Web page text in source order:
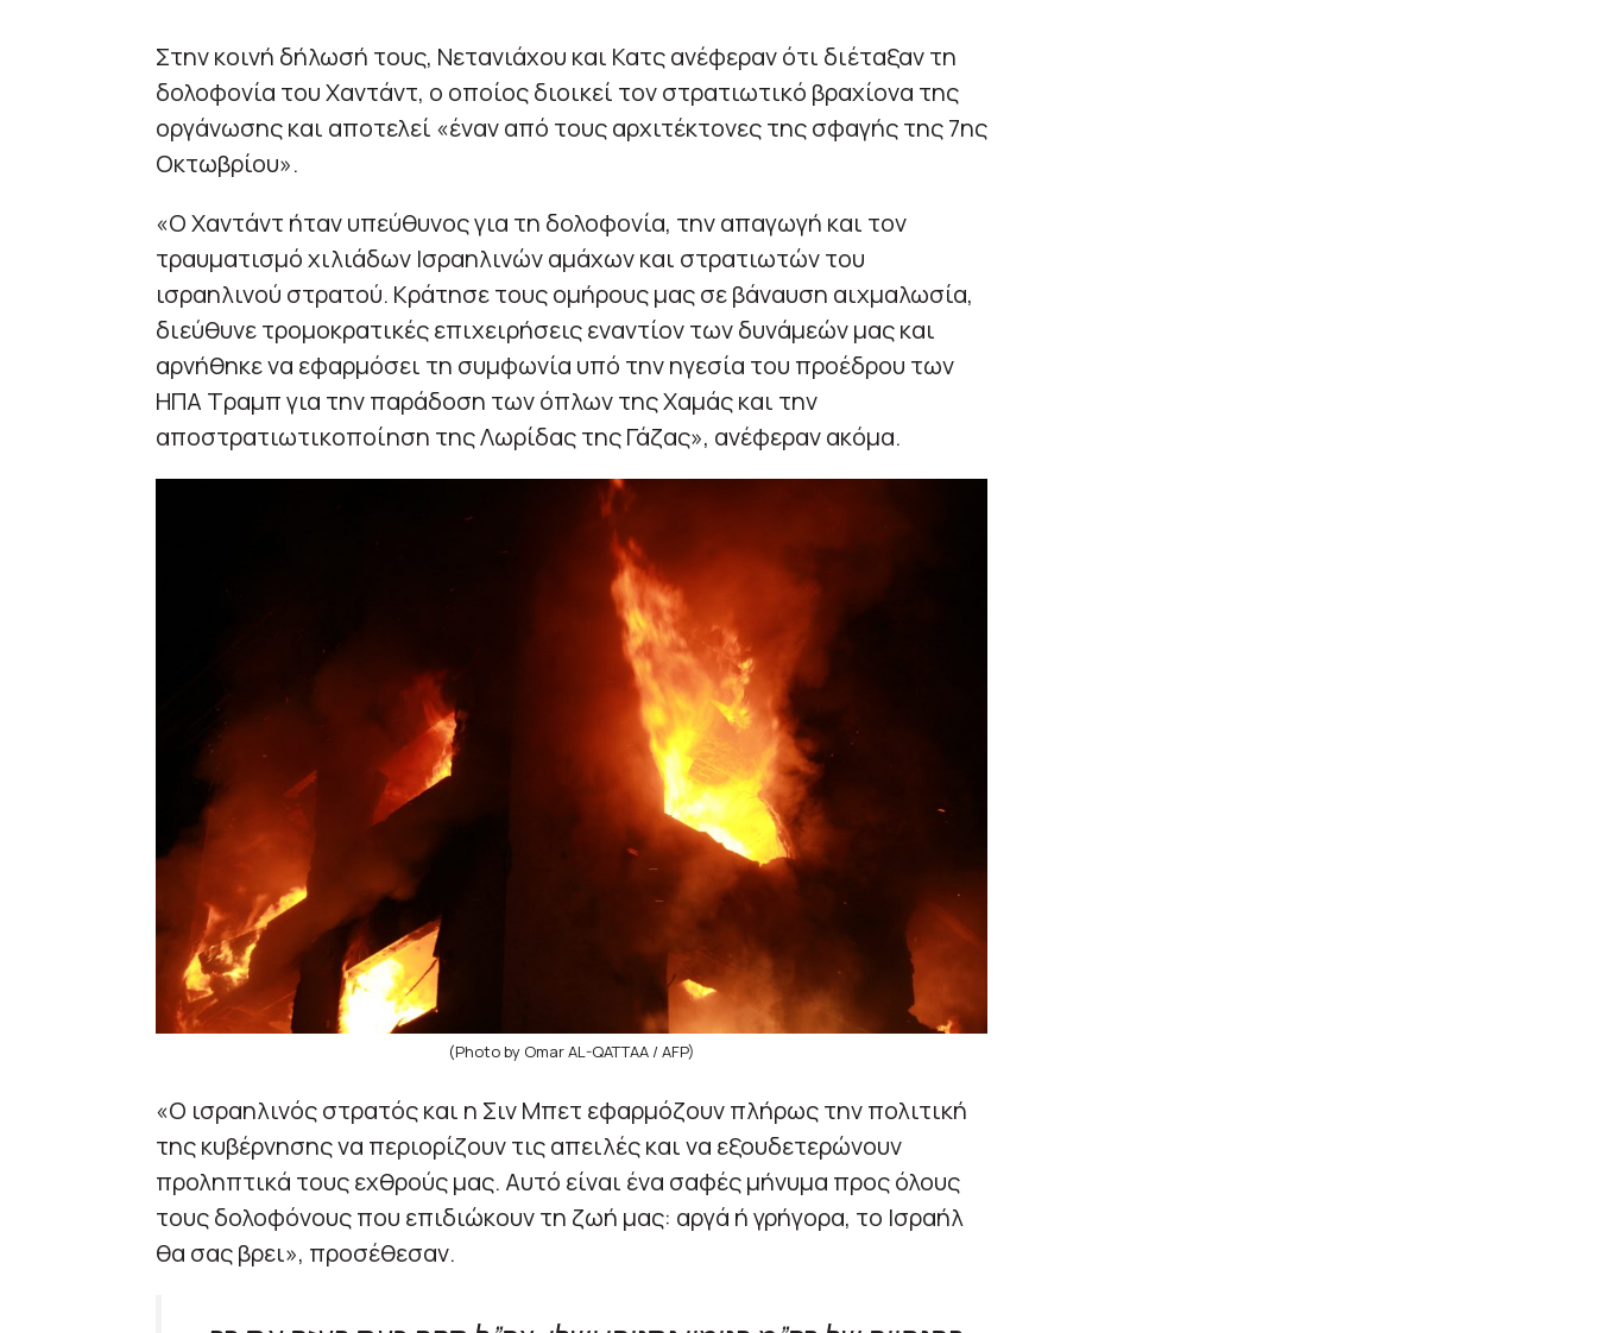
Στην κοινή δήλωσή τους, Νετανιάχου και Κατς ανέφεραν ότι διέταξαν τη
δολοφονία του Χαντάντ, ο οποίος διοικεί τον στρατιωτικό βραχίονα της
οργάνωσης και αποτελεί «έναν από τους αρχιτέκτονες της σφαγής της 7ης
Οκτωβρίου».
«Ο Χαντάντ ήταν υπεύθυνος για τη δολοφονία, την απαγωγή και τον
τραυματισμό χιλιάδων Ισραηλινών αμάχων και στρατιωτών του
ισραηλινού στρατού. Κράτησε τους ομήρους μας σε βάναυση αιχμαλωσία,
διεύθυνε τρομοκρατικές επιχειρήσεις εναντίον των δυνάμεών μας και
αρνήθηκε να εφαρμόσει τη συμφωνία υπό την ηγεσία του προέδρου των
ΗΠΑ Τραμπ για την παράδοση των όπλων της Χαμάς και την
αποστρατιωτικοποίηση της Λωρίδας της Γάζας», ανέφεραν ακόμα.
(Photo by Omar AL-QATTAA / AFP)
«Ο ισραηλινός στρατός και η Σιν Μπετ εφαρμόζουν πλήρως την πολιτική
της κυβέρνησης να περιορίζουν τις απειλές και να εξουδετερώνουν
προληπτικά τους εχθρούς μας. Αυτό είναι ένα σαφές μήνυμα προς όλους
τους δολοφόνους που επιδιώκουν τη ζωή μας: αργά ή γρήγορα, το Ισραήλ
θα σας βρει», προσέθεσαν.